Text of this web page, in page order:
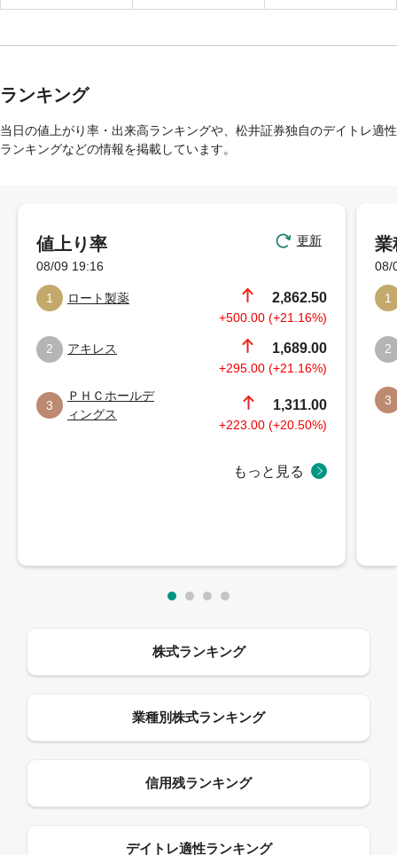
ランキング
当日の値上がり率・出来高ランキングや、松井証券独自のデイトレ適性
ランキングなどの情報を掲載しています。